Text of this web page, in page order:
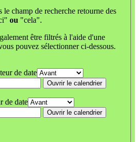
le champ de recherche retourne des
ou "cela".
être filtrés à l'aide d'une
pouvez sélectionner ci-dessous.
de date
Ouvrir le calendrier
de date
Ouvrir le calendrier